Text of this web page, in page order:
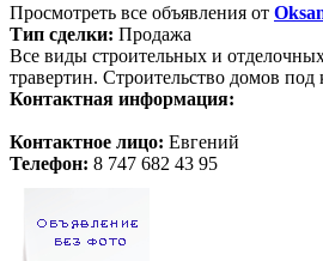
Просмотреть все объявления от
Тип сделки: Продажа
Все виды строительных и
травертин. Строительство домов под
Контактная информация:
Контактное лицо: Евгений
Телефон: 8 747 682 43 95